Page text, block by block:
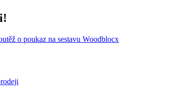
o poukaz na sestavu Woodblocx